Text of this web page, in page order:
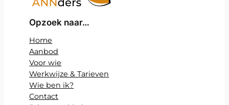
Opzoek naar…
Home
Aanbod
Voor wie
Werkwijze & Tarieven
Wie ben ik?
Contact